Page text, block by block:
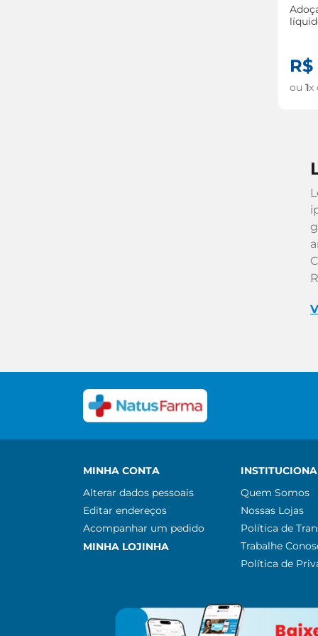
R$
ou1x
MINHA CONTA
Alterar dados pessoais
Editar endereços
Acompanhar um pedido
MINHA LOJINHA
Quem Somos
Nossas Lojas
Política de
Trabalhe
Política de